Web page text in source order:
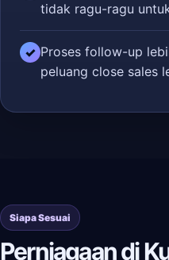
tidak ragu-ragu
✓ Proses follow-up
peluang close sales
Siapa Sesuai
Perniagaan di